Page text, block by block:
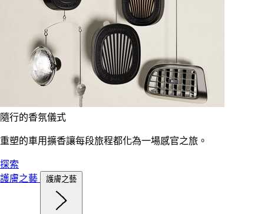
隨行的香氛儀式
重塑的車用擴香讓每段旅程都化為一場感官之旅。
探索
護膚之藝
護膚之藝